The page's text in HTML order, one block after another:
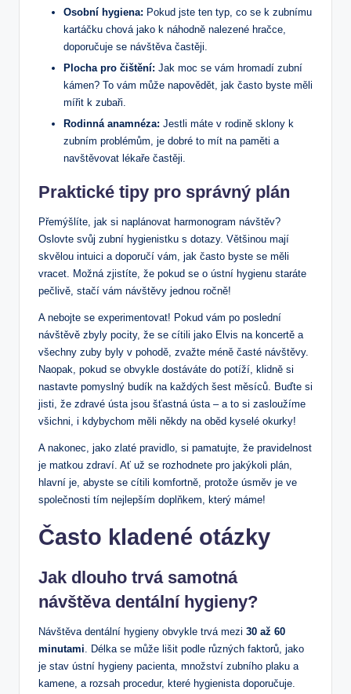
Osobní hygiena: Pokud jste ten typ, co se k zubnímu
kartáčku chová jako k náhodně nalezené hračce,
doporučuje se návštěva častěji.
Plocha pro čištění: Jak moc se vám hromadí zubní
kámen? To vám může napovědět, jak často byste měli
mířit k zubaři.
Rodinná anamnéza: Jestli máte v rodině sklony k
zubním problémům, je dobré to mít na paměti a
navštěvovat lékaře častěji.
Praktické tipy pro správný plán
Přemýšlíte, jak si naplánovat harmonogram návštěv?
Oslovte svůj zubní hygienistku s dotazy. Většinou mají
skvělou intuici a doporučí vám, jak často byste se měli
vracet. Možná zjistíte, že pokud se o ústní hygienu staráte
pečlivě, stačí vám návštěvy jednou ročně!
A nebojte se experimentovat! Pokud vám po poslední
návštěvě zbyly pocity, že se cítili jako Elvis na koncertě a
všechny zuby byly v pohodě, zvažte méně časté návštěvy.
Naopak, pokud se obvykle dostáváte do potíží, klidně si
nastavte pomyslný budík na každých šest měsíců. Buďte si
jisti, že zdravé ústa jsou šťastná ústa – a to si zasloužíme
všichni, i kdybychom měli někdy na oběd kyselé okurky!
A nakonec, jako zlaté pravidlo, si pamatujte, že pravidelnost
je matkou zdraví. Ať už se rozhodnete pro jakýkoli plán,
hlavní je, abyste se cítili komfortně, protože úsměv je ve
společnosti tím nejlepším doplňkem, který máme!
Často kladené otázky
Jak dlouho trvá samotná
návštěva dentální hygieny?
Návštěva dentální hygieny obvykle trvá mezi 30 až 60
minutami. Délka se může lišit podle různých faktorů, jako
je stav ústní hygieny pacienta, množství zubního plaku a
kamene, a rozsah procedur, které hygienista doporučuje.